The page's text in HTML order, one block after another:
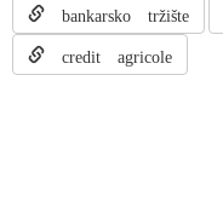
bankarsko tržište
credit agricole